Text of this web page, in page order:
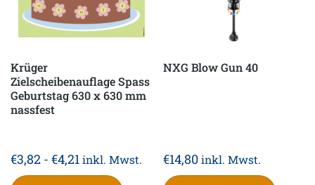
Krüger
Zielscheibenauflage Spass
Geburtstag 630 x 630 mm
nassfest
€3,82 - €4,21inkl. Mwst.
NXG Blow Gun 40
€14,80 inkl. Mwst.